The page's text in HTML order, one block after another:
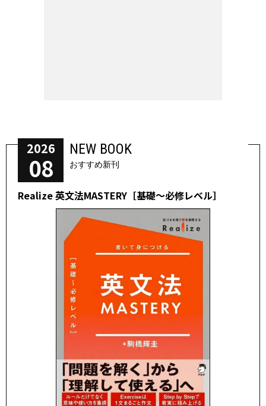
2026
08
NEW BOOK
おすすめ新刊
Realize 英文法MASTERY［基礎～必修レベル］